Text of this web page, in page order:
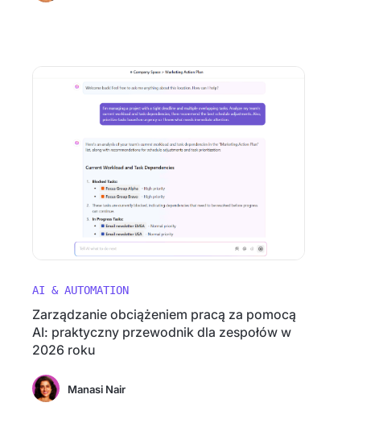
AI & AUTOMATION
Zarządzanie obciążeniem pracą za pomocą
AI: praktyczny przewodnik dla zespołów w
2026 roku
Manasi Nair